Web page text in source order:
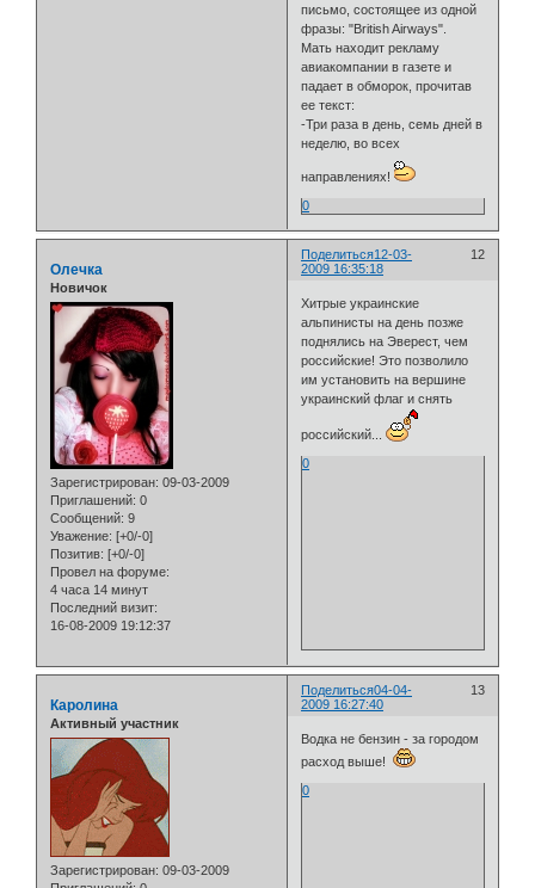
письмо, состоящее из одной
фразы: "British Airways".
Мать находит рекламу
авиакомпании в газете и
падает в обморок, прочитав
ее текст:
-Три раза в день, семь дней в
неделю, во всех
направлениях!
0
Поделиться 12
12-03-
2009 16:35:18
Олечка
Новичок
Зарегистрирован: 09-03-2009
Приглашений: 0
Сообщений: 9
Уважение: [+0/-0]
Позитив: [+0/-0]
Провел на форуме:
4 часа 14 минут
Последний визит:
16-08-2009 19:12:37
Хитрые украинские
альпинисты на день позже
поднялись на Эверест, чем
российские! Это позволило
им установить на вершине
украинский флаг и снять
российский...
0
Поделиться 13
04-04-
2009 16:27:40
Каролина
Активный участник
Зарегистрирован: 09-03-2009
Водка не бензин - за городом
расход выше!
0